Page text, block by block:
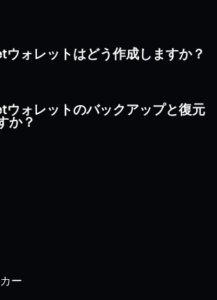
ウォレットはどう作成しますか？
ウォレットのバックアップと復元
か？
ー